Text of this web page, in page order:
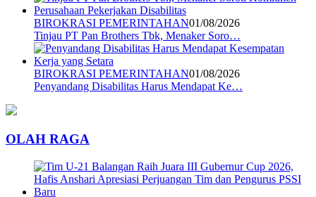
BIROKRASI PEMERINTAHAN01/08/2026
Tinjau PT Pan Brothers Tbk, Menaker Soro…
BIROKRASI PEMERINTAHAN01/08/2026
Penyandang Disabilitas Harus Mendapat Ke…
OLAH RAGA